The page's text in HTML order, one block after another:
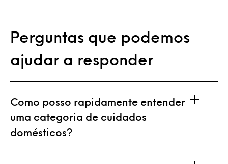
Perguntas que podemos
ajudar a responder
Como posso rapidamente entender
uma categoria de cuidados
domésticos?